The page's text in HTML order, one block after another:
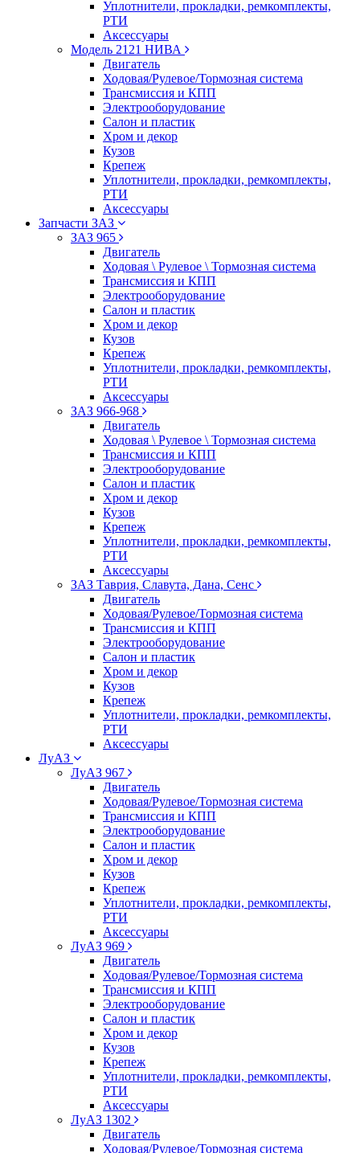
Уплотнители, прокладки, ремкомплекты,
РТИ
Аксессуары
Модель 2121 НИВА
Двигатель
Ходовая/Рулевое/Тормозная система
Трансмиссия и КПП
Электрооборудование
Салон и пластик
Хром и декор
Кузов
Крепеж
Уплотнители, прокладки, ремкомплекты,
РТИ
Аксессуары
Запчасти ЗАЗ
ЗАЗ 965
Двигатель
Ходовая \ Рулевое \ Тормозная система
Трансмиссия и КПП
Электрооборудование
Салон и пластик
Хром и декор
Кузов
Крепеж
Уплотнители, прокладки, ремкомплекты,
РТИ
Аксессуары
ЗАЗ 966-968
Двигатель
Ходовая \ Рулевое \ Тормозная система
Трансмиссия и КПП
Электрооборудование
Салон и пластик
Хром и декор
Кузов
Крепеж
Уплотнители, прокладки, ремкомплекты,
РТИ
Аксессуары
ЗАЗ Таврия, Славута, Дана, Сенс
Двигатель
Ходовая/Рулевое/Тормозная система
Трансмиссия и КПП
Электрооборудование
Салон и пластик
Хром и декор
Кузов
Крепеж
Уплотнители, прокладки, ремкомплекты,
РТИ
Аксессуары
ЛуАЗ
ЛуАЗ 967
Двигатель
Ходовая/Рулевое/Тормозная система
Трансмиссия и КПП
Электрооборудование
Салон и пластик
Хром и декор
Кузов
Крепеж
Уплотнители, прокладки, ремкомплекты,
РТИ
Аксессуары
ЛуАЗ 969
Двигатель
Ходовая/Рулевое/Тормозная система
Трансмиссия и КПП
Электрооборудование
Салон и пластик
Хром и декор
Кузов
Крепеж
Уплотнители, прокладки, ремкомплекты,
РТИ
Аксессуары
ЛуАЗ 1302
Двигатель
Ходовая/Рулевое/Тормозная система